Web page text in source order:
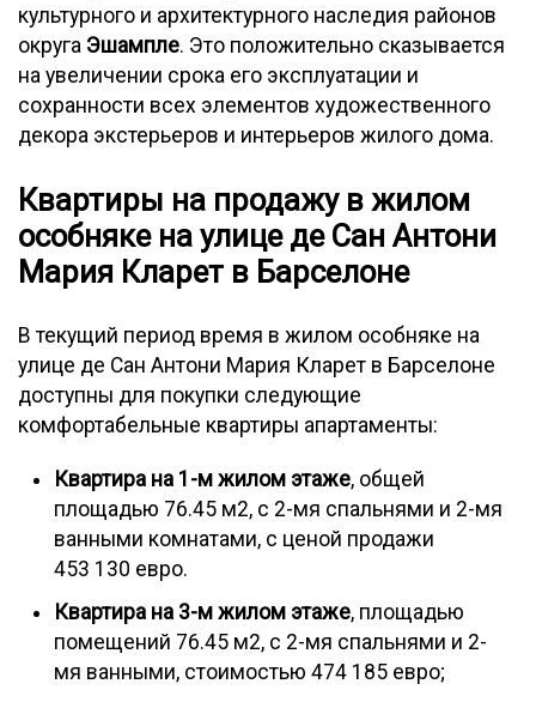
культурного и архитектурного наследия районов
округа Эшампле. Это положительно сказывается
на увеличении срока его эксплуатации и
сохранности всех элементов художественного
декора экстерьеров и интерьеров жилого дома.
Квартиры на продажу в жилом
особняке на улице де Сан Антони
Мария Кларет в Барселоне
В текущий период время в жилом особняке на
улице де Сан Антони Мария Кларет в Барселоне
доступны для покупки следующие
комфортабельные квартиры апартаменты:
Квартира на 1-м жилом этаже, общей
площадью 76.45 м2, с 2-мя спальнями и 2-мя
ванными комнатами, с ценой продажи
453 130 евро.
Квартира на 3-м жилом этаже, площадью
помещений 76.45 м2, с 2-мя спальнями и 2-
мя ванными, стоимостью 474 185 евро;